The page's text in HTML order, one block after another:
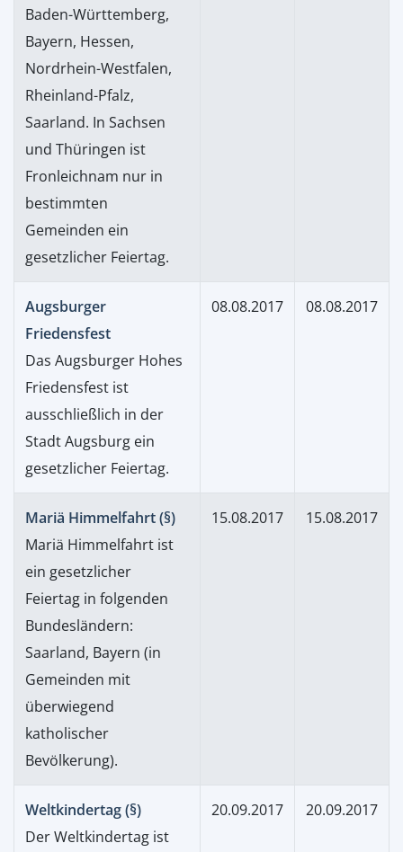
Baden-Württemberg,
Bayern, Hessen,
Nordrhein-Westfalen,
Rheinland-Pfalz,
Saarland. In Sachsen
und Thüringen ist
Fronleichnam nur in
bestimmten
Gemeinden ein
gesetzlicher Feiertag.
Augsburger
Friedensfest
Das Augsburger Hohes
Friedensfest ist
ausschließlich in der
Stadt Augsburg ein
gesetzlicher Feiertag.
08.08.2017 08.08.2017
Mariä Himmelfahrt (§)
Mariä Himmelfahrt ist
ein gesetzlicher
Feiertag in folgenden
Bundesländern:
Saarland, Bayern (in
Gemeinden mit
überwiegend
katholischer
Bevölkerung).
15.08.2017 15.08.2017
Weltkindertag (§)
Der Weltkindertag ist
20.09.2017 20.09.2017